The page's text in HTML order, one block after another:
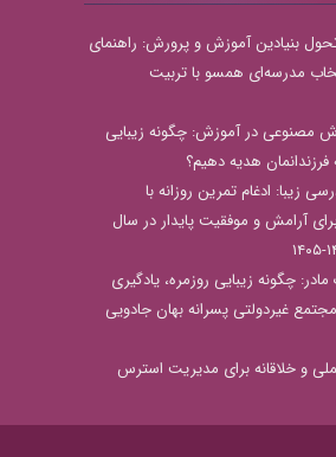
بنیادین آموزش و پرورش: راهنمای
مدرسه‌ای همسو با تربیت
مصنوعی در آموزش: چگونه زیبایی
فرزندانمان هدیه دهیم؟
زیبا: ادغام تمرین روزانه با
آرامش و موفقیت پایدار در سال
چگونه زیبایی روزمره، یادگیری
مجتمع غیردولتی پسرانه بهان جادویی
و خلاقانه برای مدیریت استرس